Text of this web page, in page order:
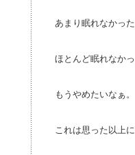
あまり眠れなかった
ほとんど眠れなかっ
もうやめたいなぁ。
これは思った以上